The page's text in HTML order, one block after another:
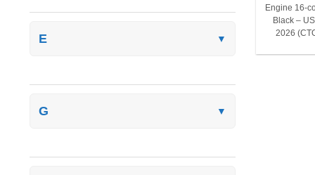
E ▼
G ▼
Engine 16-
Black –
2026